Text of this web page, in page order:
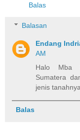
Balas
Balasan
Endang
AM
Halo Mba
Sumatera
jenis
Balas